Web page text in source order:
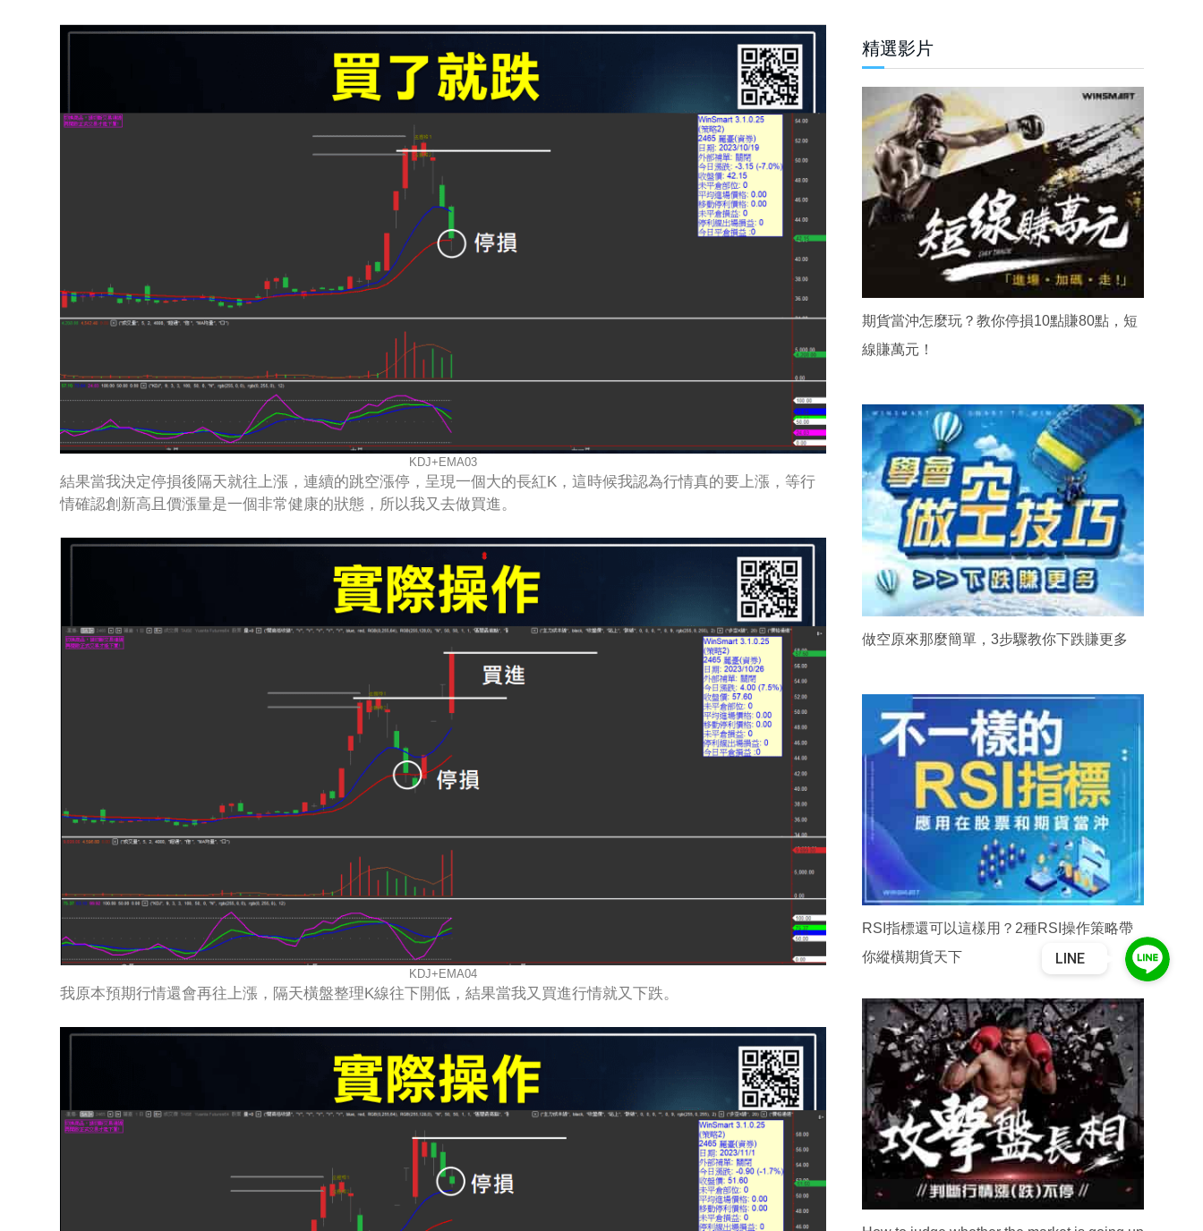
KDJ+EMA03
結果當我決定停損後隔天就往上漲，連續的跳空漲停，呈現一個大的長紅K，這時候我認為行情真的要上漲，等行
情確認創新高且價漲量是一個非常健康的狀態，所以我又去做買進。
KDJ+EMA04
我原本預期行情還會再往上漲，隔天橫盤整理K線往下開低，結果當我又買進行情就又下跌。
精選影片
期貨當沖怎麼玩？教你停損10點賺80點，短
線賺萬元！
做空原來那麼簡單，3步驟教你下跌賺更多
RSI指標還可以這樣用？2種RSI操作策略帶
你縱橫期貨天下
LINE